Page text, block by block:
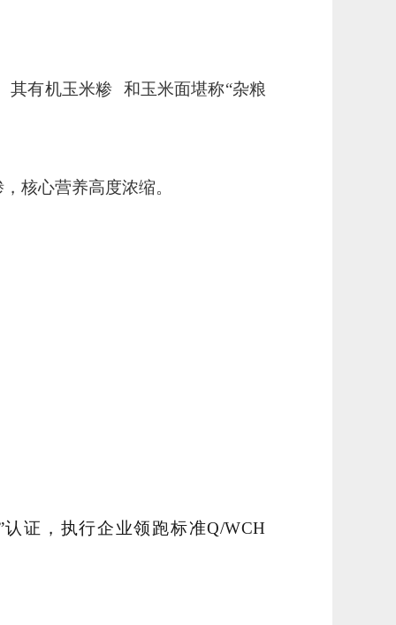
其有机玉米糁 和玉米面堪称“杂粮
核心营养高度浓缩。
证，执行企业领跑标准Q/WCH